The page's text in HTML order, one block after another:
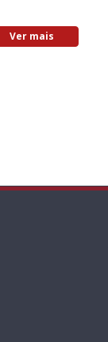
Ver mais